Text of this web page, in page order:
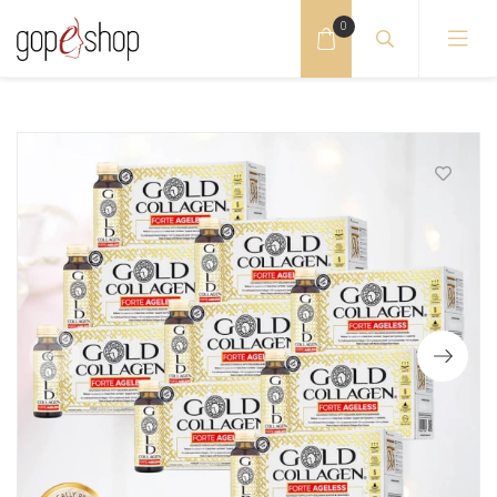
GOLD COLLAGEN odai, nagams, plaukams
GOLD COLLAGEN plaukų grožiui
GOLD COLLAGEN sąnariams, sportui
GOLD COLLAGEN kosmetika
GOLD COLLAGEN serumai
GOLD COLLAGEN tabletės
INSTITUTE BCN kremai
INSTITUTE BCN prebiotics kremai
INSTITUTE BCN serumai
FROIKA kosmetikos rinkiniai
FROIKA kremai su hialuronu
0